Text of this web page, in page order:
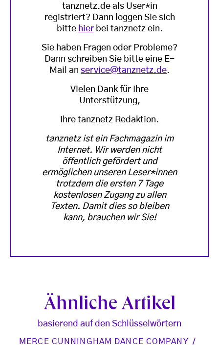
tanznetz.de als User*in
registriert? Dann loggen Sie sich
bitte hierbei tanznetz ein.
Sie haben Fragen oder Probleme?
Dann schreiben Sie bitte eine E-
Mail an service@tanznetz.de.
Vielen Dank für Ihre
Unterstützung,
Ihre tanznetz Redaktion.
tanznetz ist ein Fachmagazin im
Internet. Wir werden nicht
öffentlich gefördert und
ermöglichen unseren Leser*innen
trotzdem die ersten 7 Tage
kostenlosen Zugang zu allen
Texten. Damit dies so bleiben
kann, brauchen wir Sie!
Ähnliche Artikel
basierend auf den Schlüsselwörtern
MERCE CUNNINGHAM DANCE COMPANY